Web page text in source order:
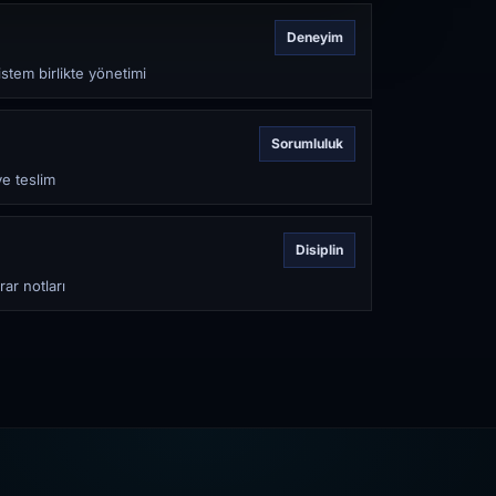
Deneyim
birlikte yönetimi
Sorumluluk
teslim
Disiplin
notları